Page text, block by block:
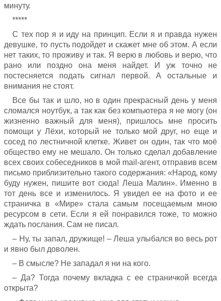
минуту.
*****
С тех пор я и иду на принцип. Если я и правда нужен
девушке, то пусть подойдет и скажет мне об этом. А если
нет таких, то проживу и так. Я верю в любовь и верю, что
рано или поздно она меня найдет. И уж точно не
постесняется подать сигнал первой. А остальные и
внимания не стоят.
Все бы так и шло, но в один прекрасный день у меня
сломался ноутбук, а так как без компьютера я не могу (он
жизненно важный для меня), пришлось мне просить
помощи у Лёхи, который не только мой друг, но еще и
сосед по лестничной клетке. Живет он один, так что моё
общество ему не мешало. Он только сделал добавление
всех своих собеседников в мой mail-агент, отправив всем
письмо приблизительно такого содержания: «Народ, кому
буду нужен, пишите вот сюда! Леша Малин». Именно в
тот день все и изменилось. Я увидел ее на фото и ее
страничка в «Мире» стала самым посещаемым мною
ресурсом в сети. Если я ей понравился тоже, то можно
ждать послания. Сам не писал.
– Ну, ты запал, дружище! – Леша улыбался во весь рот
и явно был доволен.
– В смысле? Не западал я ни на кого.
– Да? Тогда почему вкладка с ее страничкой всегда
открыта?